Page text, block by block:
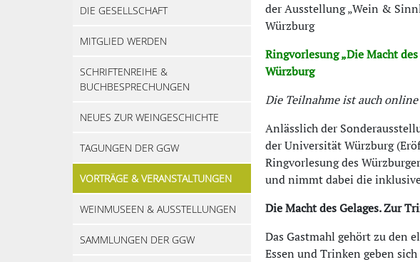
DIE GESELLSCHAFT
MITGLIED WERDEN
SCHRIFTENREIHE &
BUCHBESPRECHUNGEN
NEUES ZUR WEINGESCHICHTE
TAGUNGEN DER GGW
VORTRÄGE & VERANSTALTUNGEN
WEINMUSEEN & AUSSTELLUNGEN
SAMMLUNGEN DER GGW
der Ausstellung „Wein &
Würzburg
Ringvorlesung „Die Macht
Würzburg
Die Teilnahme ist auch
Anlässlich der
der Universität Würzburg
Ringvorlesung des
und nimmt dabei die
Die Macht des Gelages. Zur
Das Gastmahl gehört zu den
Essen und Trinken geben